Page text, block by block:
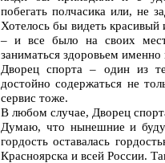
побегать полчасика или, не
Хотелось бы видеть
– и все было на своих
заниматься здоровьем именно
Дворец спорта – один из
достойно содержаться не
сервис тоже.
В любом случае, Дворец
Думаю, что нынешние и
гордость оставалась
Красноярска и всей России.